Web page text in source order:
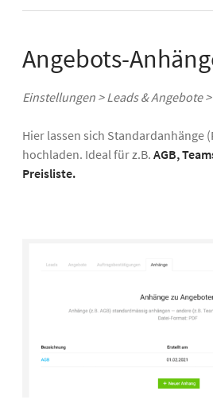
Angebots-
Einstellungen > Leads & Angebote
Hier lassen sich Standardanhänge
hochladen. Ideal für z.B. AGB,
Preisliste.